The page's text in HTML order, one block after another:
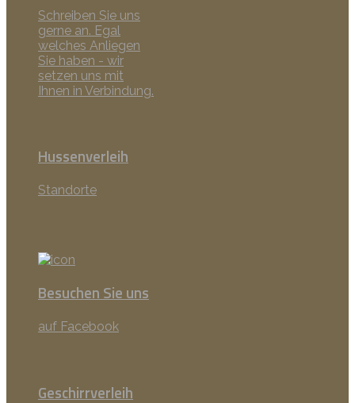
Schreiben Sie uns
gerne an. Egal
welches Anliegen
Sie haben - wir
setzen uns mit
Ihnen in Verbindung.
Hussenverleih
Standorte
Besuchen Sie uns
auf Facebook
Geschirrverleih